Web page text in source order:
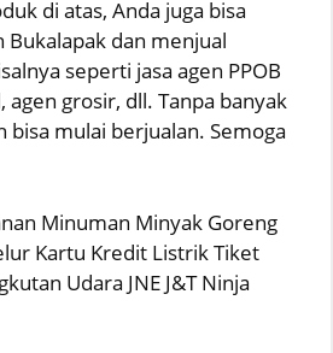
di atas, Anda juga bisa
Bukalapak dan menjual
seperti jasa agen PPOB
agen grosir, dll. Tanpa banyak
bisa mulai berjualan. Semoga
Minuman Minyak Goreng
Kartu Kredit Listrik Tiket
Udara JNE J&T Ninja